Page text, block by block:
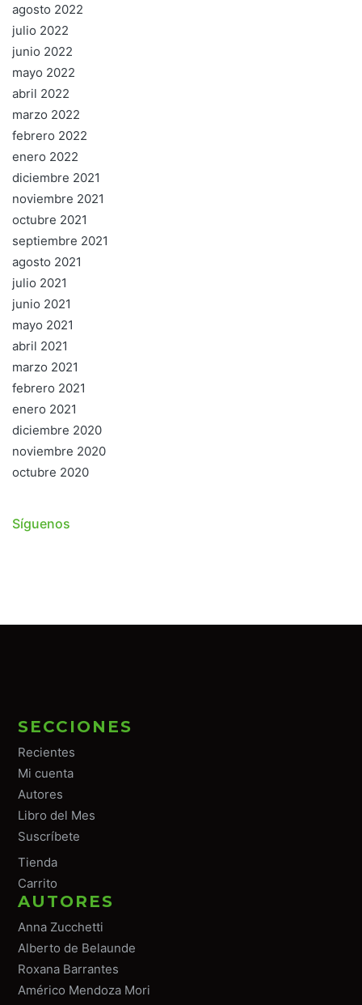
agosto 2022
julio 2022
junio 2022
mayo 2022
abril 2022
marzo 2022
febrero 2022
enero 2022
diciembre 2021
noviembre 2021
octubre 2021
septiembre 2021
agosto 2021
julio 2021
junio 2021
mayo 2021
abril 2021
marzo 2021
febrero 2021
enero 2021
diciembre 2020
noviembre 2020
octubre 2020
Síguenos
SECCIONES
Recientes
Mi cuenta
Autores
Libro del Mes
Suscríbete
Tienda
Carrito
AUTORES
Anna Zucchetti
Alberto de Belaunde
Roxana Barrantes
Américo Mendoza Mori